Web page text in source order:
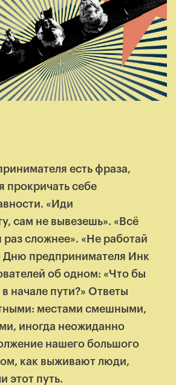
есть фраза,
прокричать себе
«Иди
сам не вывезешь». «Всё
раз сложнее». «Не работай
Дню предпринимателя Инк
об одном: «Что бы
начале пути?» Ответы
местами смешными,
иногда неожиданно
нашего большого
как выживают люди,
этот путь.